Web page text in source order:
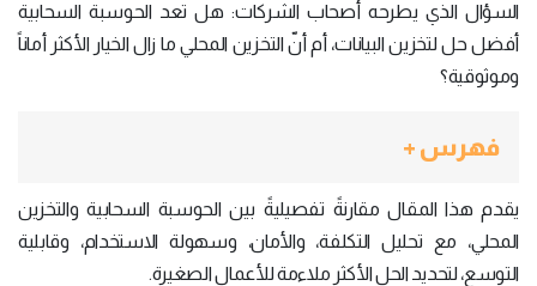
السؤال الذي يطرحه أصحاب الشركات: هل تعد الحوسبة السحابية
أفضل حل لتخزين البيانات، أم أنّ التخزين المحلي ما زال الخيار الأكثر أماناً
وموثوقية؟
فهرس +
يقدم هذا المقال مقارنةً تفصيليةً بين الحوسبة السحابية والتخزين
المحلي، مع تحليل التكلفة، والأمان، وسهولة الاستخدام، وقابلية
التوسع، لتحديد الحل الأكثر ملاءمة للأعمال الصغيرة.